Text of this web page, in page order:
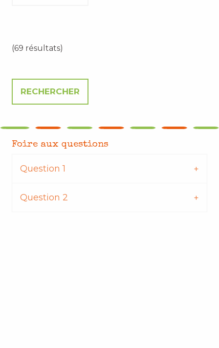
(69 résultats)
Foire aux questions
Question 1
Question 2